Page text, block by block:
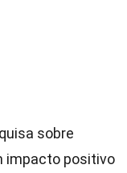
sobre
impacto positivo